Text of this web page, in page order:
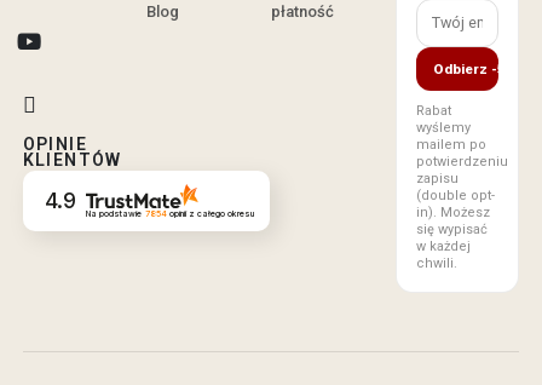
OPINIE
KLIENTÓW
4.9 Na podstawie 7854opinii z całego okresu
Blog
płatność
Odbierz -5%
Rabat
wyślemy
mailem po
potwierdzeniu
zapisu
(double opt-
in). Możesz
się wypisać
w każdej
chwili.